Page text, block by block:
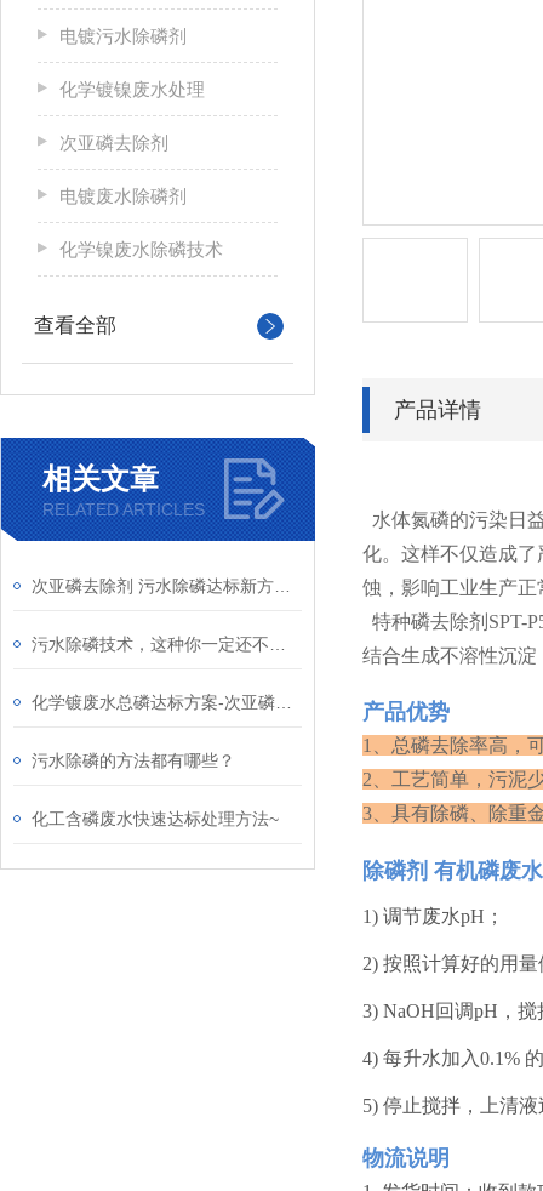
电镀污水除磷剂
化学镀镍废水处理
次亚磷去除剂
电镀废水除磷剂
化学镍废水除磷技术
查看全部
相关文章
RELATED ARTICLES
污水除磷的方法都有哪些？
化工含磷废水快速达标处理方法~
产品详情
水体氮磷的污染日
化。这样不仅造成
蚀，影响工业生产
特种磷去除剂SPT-
结合生成不溶性沉
产品优势
1、总磷去除率高，
2、工艺简单，污泥
3、具有除磷、除重
除磷剂 有机磷废
1) 调节废水pH；
2) 按照计算好的用
3) NaOH回调pH，
4) 每升水加入0.1%
5) 停止搅拌，上清
物流说明